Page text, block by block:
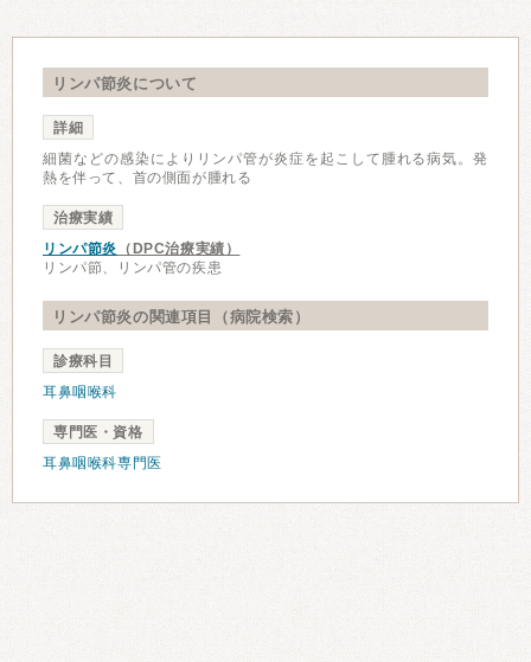
リンパ節炎について
詳細
細菌などの感染によりリンパ管が炎症を起こして腫れる病気。発
熱を伴って、首の側面が腫れる
治療実績
リンパ節炎 （DPC治療実績）
リンパ節、リンパ管の疾患
リンパ節炎の関連項目（病院検索）
診療科目
耳鼻咽喉科
専門医・資格
耳鼻咽喉科専門医